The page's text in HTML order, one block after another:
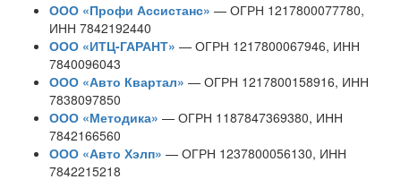
ООО «Профи Ассистанс» — ОГРН 1217800077780,
ИНН 7842192440
ООО «ИТЦ-ГАРАНТ» — ОГРН 1217800067946, ИНН
7840096043
ООО «Авто Квартал» — ОГРН 1217800158916, ИНН
7838097850
ООО «Методика» — ОГРН 1187847369380, ИНН
7842166560
ООО «Авто Хэлп» — ОГРН 1237800056130, ИНН
7842215218